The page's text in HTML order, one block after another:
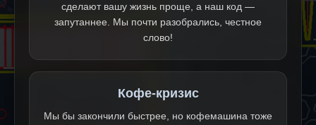
сделают вашу жизнь проще, а наш код —
запутаннее. Мы почти разобрались, честное
слово!
Кофе-кризис
Мы бы закончили быстрее, но кофемашина тоже